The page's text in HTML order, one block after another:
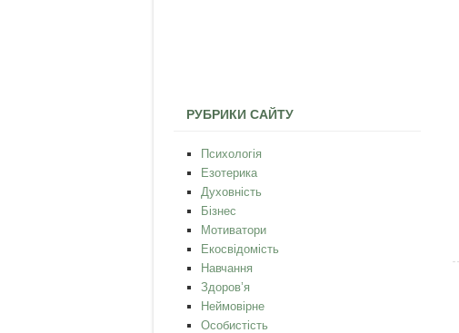
РУБРИКИ САЙТУ
Психологія
Езотерика
Духовність
Бізнес
Мотиватори
Екосвідомість
Навчання
Здоров’я
Неймовірне
Особистість